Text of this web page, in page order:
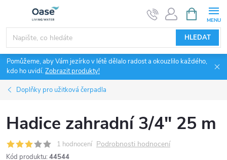
obsah
HLEDAT
NÁKUPNÍ
KOŠÍK
Pomůžeme, aby Vám jezírko v létě dělalo radost a okouzlilo každého,
kdo ho uvidí.Zobrazit produkty!
Doplňky pro užitková čerpadla
Hadice zahradní 3/4" 25 m
1 hodnocení Podrobnosti hodnocení
Kód produktu: 44544